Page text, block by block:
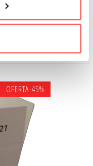
OFERTA-45%